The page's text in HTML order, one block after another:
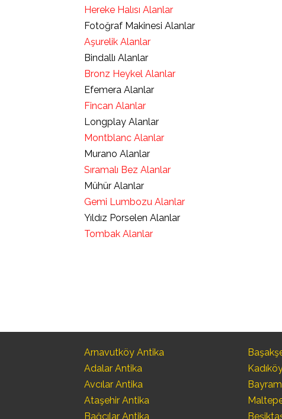
Hereke Halısı Alanlar
Fotoğraf Makinesi Alanlar
Aşurelik Alanlar
Bindallı Alanlar
Bronz Heykel Alanlar
Efemera Alanlar
Fincan Alanlar
Longplay Alanlar
Montblanc Alanlar
Murano Alanlar
Sıramalı Bez Alanlar
Mühür Alanlar
Gemi Lumbozu Alanlar
Yıldız Porselen Alanlar
Tombak Alanlar
Arnavutköy Antika
Adalar Antika
Avcılar Antika
Ataşehir Antika
Bağcılar Antika